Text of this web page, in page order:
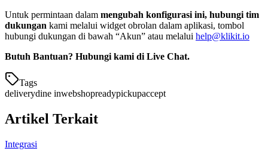
Untuk permintaan dalam mengubah konfigurasi ini, hubungi tim
dukungan kami melalui widget obrolan dalam aplikasi, tombol
hubungi dukungan di bawah “Akun” atau melalui help@klikit.io
Butuh Bantuan? Hubungi kami di Live Chat.
Tags
deliverydine inwebshopreadypickupaccept
Artikel Terkait
Integrasi